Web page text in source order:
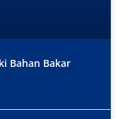
Bahan Bakar